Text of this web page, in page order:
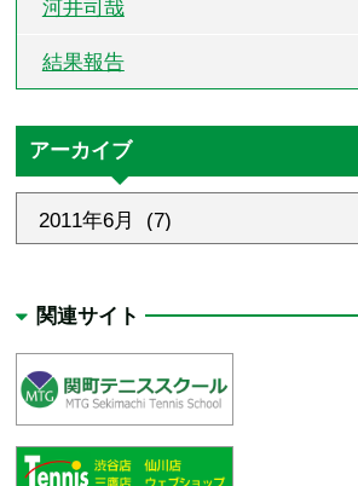
河井司哉
結果報告
アーカイブ
関連サイト